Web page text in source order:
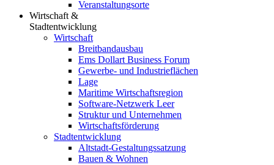
Veranstaltungsorte
Wirtschaft &
Stadtentwicklung
Wirtschaft
Breitbandausbau
Ems Dollart Business Forum
Gewerbe- und Industrieflächen
Lage
Maritime Wirtschaftsregion
Software-Netzwerk Leer
Struktur und Unternehmen
Wirtschaftsförderung
Stadtentwicklung
Altstadt-Gestaltungssatzung
Bauen & Wohnen